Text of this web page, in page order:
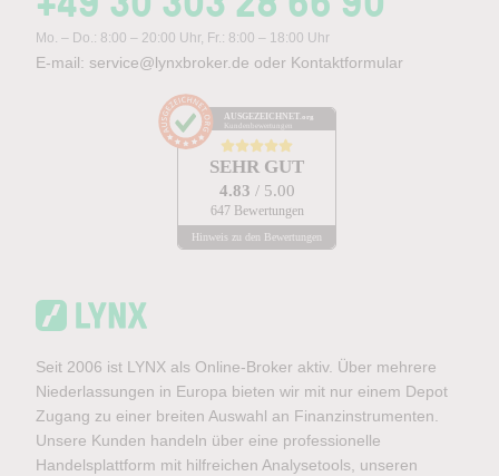
Mo. – Do.: 8:00 – 20:00 Uhr, Fr.: 8:00 – 18:00 Uhr
E-mail: service@lynxbroker.de oder Kontaktformular
AUSGEZEICHNET .org
Kundenbewertungen
SEHR GUT
4.83 / 5.00
647 Bewertungen
Hinweis zu den Bewertungen
Seit 2006 ist LYNX als Online-Broker aktiv. Über mehrere
Niederlassungen in Europa bieten wir mit nur einem Depot
Zugang zu einer breiten Auswahl an Finanzinstrumenten.
Unsere Kunden handeln über eine professionelle
Handelsplattform mit hilfreichen Analysetools, unseren